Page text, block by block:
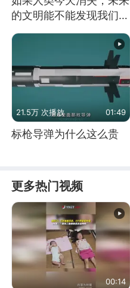
的文明能不能发现我们存
21.5万 次播放 01:49
标枪导弹为什么这么贵
更多热门视频
00:14